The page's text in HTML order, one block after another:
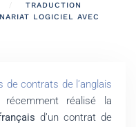
TRADUCTION
LOGICIEL AVEC
de contrats de l’anglais
réalisé la
d’un contrat de